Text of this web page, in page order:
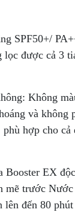
SPF50+/
lọc được cả 3
Không
và không
hợp cho cả
Booster EX
mẽ trước
lên đến 80